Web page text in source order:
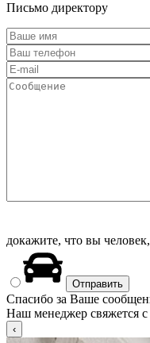
Письмо директору
докажите, что вы
Спасибо за Ваше
Наш менеджер свяжется